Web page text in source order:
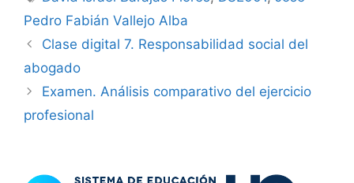
Pedro Fabián Vallejo Alba
Clase digital 7. Responsabilidad social del
abogado
Examen. Análisis comparativo del ejercicio
profesional